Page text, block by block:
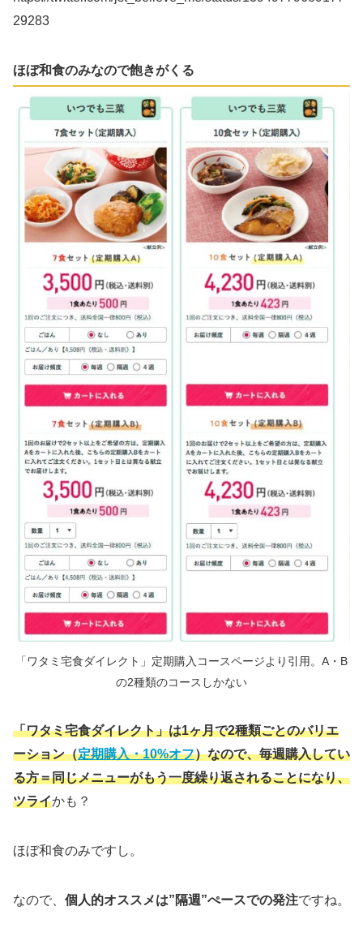
29283
ほぼ和食のみなので飽きがくる
「ワタミ宅食ダイレクト」定期購入コースページより引用。A・B
の2種類のコースしかない
「ワタミ宅食ダイレクト」は1ヶ月で2種類ごとのバリエ
ーション（定期購入・10%オフ）なので、毎週購入してい
る方＝同じメニューがもう一度繰り返されることになり、
ツライかも？
ほぼ和食のみですし。
なので、 個人的オススメは”隔週”ぺースでの発注ですね。